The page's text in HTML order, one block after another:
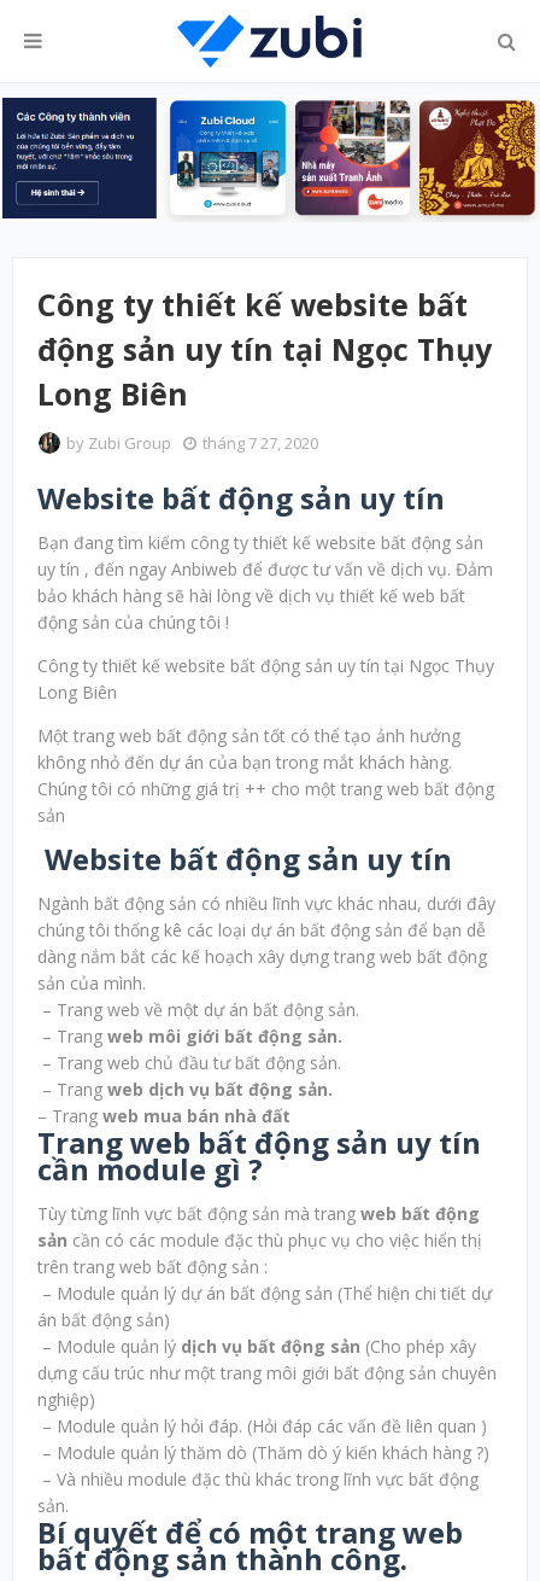
Công ty thiết kế website bất
động sản uy tín tại Ngọc Thụy
Long Biên
by Zubi Group tháng 7 27, 2020
Website bất động sản uy tín
Bạn đang tìm kiếm công ty thiết kế website bất động sản
uy tín , đến ngay Anbiweb để được tư vấn về dịch vụ. Đảm
bảo khách hàng sẽ hài lòng về dịch vụ thiết kế web bất
động sản của chúng tôi !
Công ty thiết kế website bất động sản uy tín tại Ngọc Thụy
Long Biên
Một trang web bất động sản tốt có thể tạo ảnh hưởng
không nhỏ đến dự án của bạn trong mắt khách hàng.
Chúng tôi có những giá trị ++ cho một trang web bất động
sản
Website bất động sản uy tín
Ngành bất động sản có nhiều lĩnh vực khác nhau, dưới đây
chúng tôi thống kê các loại dự án bất động sản để bạn dễ
dàng nắm bắt các kế hoạch xây dựng trang web bất động
sản của mình.
– Trang web về một dự án bất động sản.
– Trang web môi giới bất động sản.
– Trang web chủ đầu tư bất động sản.
– Trang web dịch vụ bất động sản.
– Trang web mua bán nhà đất
Trang web bất động sản uy tín
cần module gì ?
Tùy từng lĩnh vực bất động sản mà trang web bất động
sản cần có các module đặc thù phục vụ cho việc hiển thị
trên trang web bất động sản :
– Module quản lý dự án bất động sản (Thể hiện chi tiết dự
án bất động sản)
– Module quản lý dịch vụ bất động sản (Cho phép xây
dựng cấu trúc như một trang môi giới bất động sản chuyên
nghiệp)
– Module quản lý hỏi đáp. (Hỏi đáp các vấn đề liên quan )
– Module quản lý thăm dò (Thăm dò ý kiến khách hàng ?)
– Và nhiều module đặc thù khác trong lĩnh vực bất động
sản.
Bí quyết để có một trang web
bất động sản thành công.